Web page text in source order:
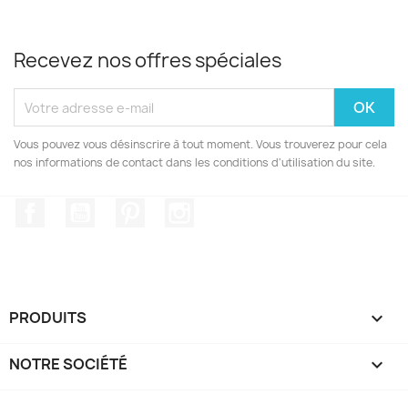
Recevez nos offres spéciales
Vous pouvez vous désinscrire à tout moment. Vous trouverez pour cela
nos informations de contact dans les conditions d'utilisation du site.
PRODUITS 
NOTRE SOCIÉTÉ 